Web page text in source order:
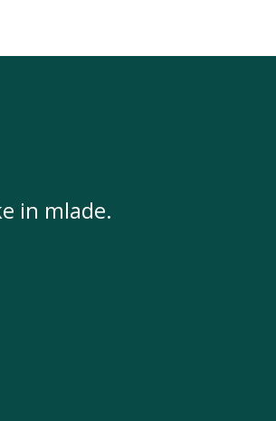
in mlade.